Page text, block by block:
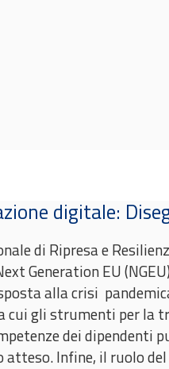
digitale:
di Ripresa e
Generation EU
alla crisi
cui gli strumenti per la
dei dipendenti
atteso. Infine, il ruolo